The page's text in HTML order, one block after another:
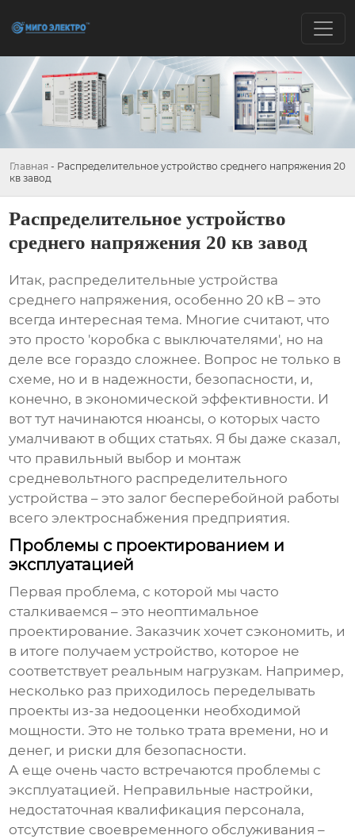
Главная - Распределительное устройство среднего напряжения 20
кв завод
Распределительное устройство
среднего напряжения 20 кв завод
Итак, распределительные устройства
среднего напряжения, особенно 20 кВ – это
всегда интересная тема. Многие считают, что
это просто 'коробка с выключателями', но на
деле все гораздо сложнее. Вопрос не только в
схеме, но и в надежности, безопасности, и,
конечно, в экономической эффективности. И
вот тут начинаются нюансы, о которых часто
умалчивают в общих статьях. Я бы даже сказал,
что правильный выбор и монтаж
средневольтного распределительного
устройства – это залог бесперебойной работы
всего электроснабжения предприятия.
Проблемы с проектированием и
эксплуатацией
Первая проблема, с которой мы часто
сталкиваемся – это неоптимальное
проектирование. Заказчик хочет сэкономить, и
в итоге получаем устройство, которое не
соответствует реальным нагрузкам. Например,
несколько раз приходилось переделывать
проекты из-за недооценки необходимой
мощности. Это не только трата времени, но и
денег, и риски для безопасности.
А еще очень часто встречаются проблемы с
эксплуатацией. Неправильные настройки,
недостаточная квалификация персонала,
отсутствие своевременного обслуживания –